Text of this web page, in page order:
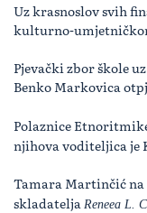
Uz krasnoslov svih
kulturno-
Pjevački zbor škole
Benko Markovica
Polaznice
njihova voditeljica je
Tamara Martinčić
skladatelja Reneea L.